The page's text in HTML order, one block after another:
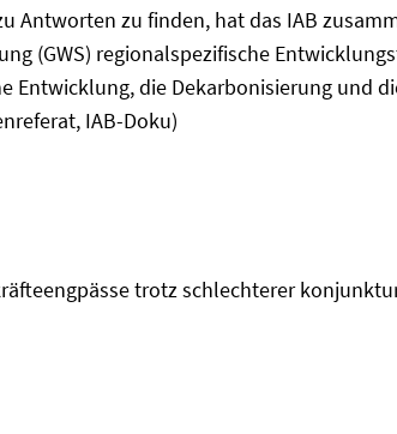
Antworten zu finden, hat das IAB
(GWS) regionalspezifische
Entwicklung, die Dekarbonisierung und
IAB-Doku)
trotz schlechterer